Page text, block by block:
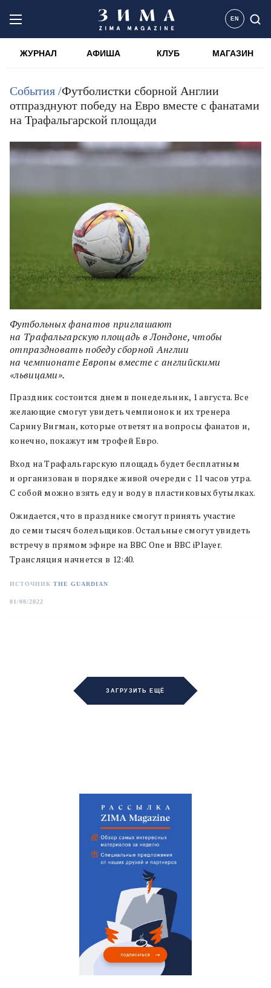
EN
ЖУРНАЛ АФИША КЛУБ МАГАЗИН
События /Футболистки сборной Англии
отпразднуют победу на Евро вместе с фанатами
на Трафальгарской площади
Футбольных фанатов приглашают
на Трафальгарскую площадь в Лондоне, чтобы
отпраздновать победу сборной Англии
на чемпионате Европы вместе с английскими
«львицами».
Праздник состоится днем в понедельник, 1 августа. Все
желающие смогут увидеть чемпионок и их тренера
Сарину Вигман, которые ответят на вопросы фанатов и,
конечно, покажут им трофей Евро.
Вход на Трафальгарскую площадь будет бесплатным
и организован в порядке живой очереди с 11 часов утра.
С собой можно взять еду и воду в пластиковых бутылках.
Ожидается, что в празднике смогут принять участие
до семи тысяч болельщиков. Остальные смогут увидеть
встречу в прямом эфире на BBC One и BBC iPlayer.
Трансляция начнется в 12:40.
ИСТОЧНИК THE GUARDIAN
01/08/2022
ЗАГРУЗИТЬ ЕЩЁ